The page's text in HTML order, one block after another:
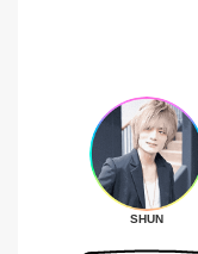
SHUN